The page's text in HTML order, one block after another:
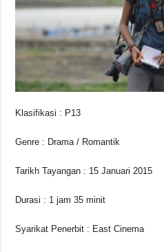
o
k
p
k
Klasifikasi : P13
Genre : Drama / Romantik
Tarikh Tayangan : 15 Januari 2015
Durasi : 1 jam 35 minit
Syarikat Penerbit : East Cinema